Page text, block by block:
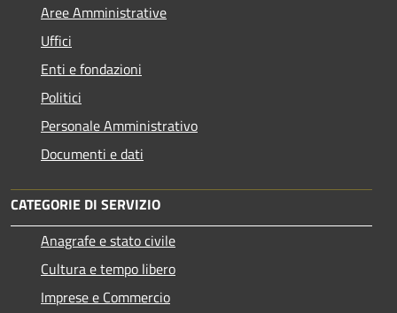
Aree Amministrative
Uffici
Enti e fondazioni
Politici
Personale Amministrativo
Documenti e dati
CATEGORIE DI SERVIZIO
Anagrafe e stato civile
Cultura e tempo libero
Imprese e Commercio